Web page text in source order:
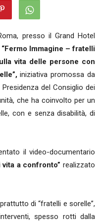
presso il Grand Hotel
“Fermo Immagine – fratelli
vita delle persone con
iniziativa promossa da
del Consiglio dei
che ha coinvolto per un
con e senza disabilità, di
il video-documentario
a confronto” realizzato
di “fratelli e sorelle”,
spesso rotti dalla